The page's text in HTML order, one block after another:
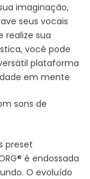
imaginação,
seus vocais
realize sua
você pode
plataforma
em mente
sons de
preset
é endossada
O evoluído